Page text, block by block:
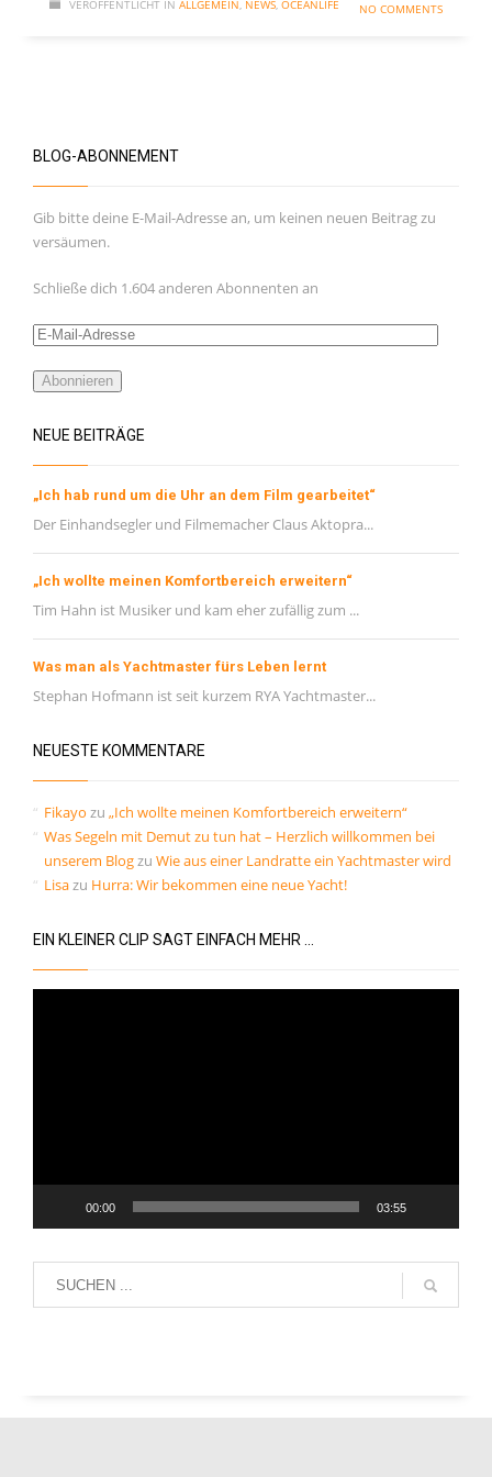
Kommentar-Feed
VERÖFFENTLICHT IN ALLGEMEIN, NEWS, OCEANLIFE NO COMMENTS
BLOG-ABONNEMENT
Gib bitte deine E-Mail-Adresse an, um keinen neuen Beitrag zu
versäumen.
Schließe dich 1.604 anderen Abonnenten an
E-
Adresse
Abonnieren
NEUE BEITRÄGE
„Ich hab rund um die Uhr an dem Film gearbeitet“
Der Einhandsegler und Filmemacher Claus Aktopra...
„Ich wollte meinen Komfortbereich erweitern“
Tim Hahn ist Musiker und kam eher zufällig zum ...
Was man als Yachtmaster fürs Leben lernt
Stephan Hofmann ist seit kurzem RYA Yachtmaster...
NEUESTE KOMMENTARE
Fikayo zu „Ich wollte meinen Komfortbereich erweitern“
Was Segeln mit Demut zu tun hat – Herzlich willkommen bei
unserem Blogzu Wie aus einer Landratte ein Yachtmaster wird
Lisazu Hurra: Wir bekommen eine neue Yacht!
EIN KLEINER CLIP SAGT EINFACH MEHR …
00:00 03:55